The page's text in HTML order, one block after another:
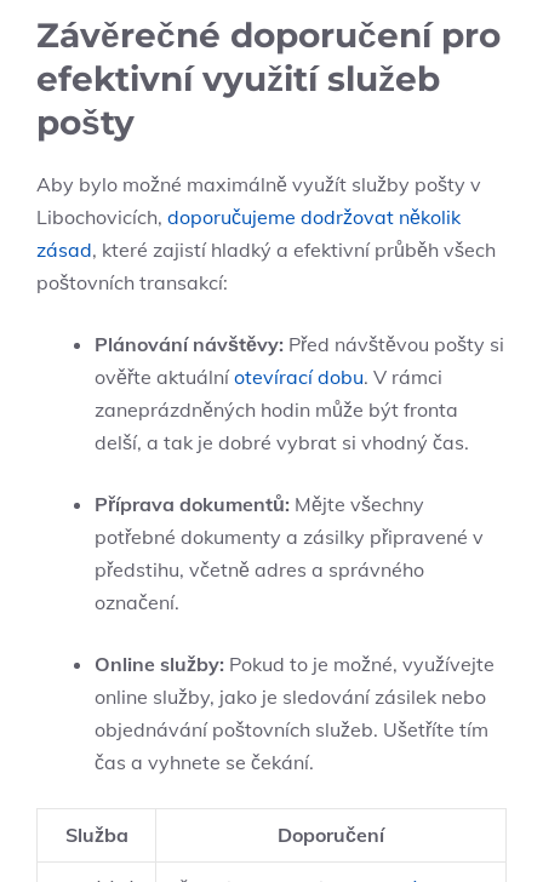
Závěrečné doporučení pro
efektivní využití služeb
pošty
Aby bylo možné maximálně využít služby pošty v
Libochovicích, doporučujeme dodržovat několik
zásad, které zajistí hladký a efektivní průběh všech
poštovních transakcí:
Plánování návštěvy: Před návštěvou pošty si
ověřte aktuálníotevírací dobu. V rámci
zaneprázdněných hodin může být fronta
delší, a tak je dobré vybrat si vhodný čas.
Příprava dokumentů: Mějte všechny
potřebné dokumenty a zásilky připravené v
předstihu, včetně adres a správného
označení.
Online služby: Pokud to je možné, využívejte
online služby, jako je sledování zásilek nebo
objednávání poštovních služeb. Ušetříte tím
čas a vyhnete se čekání.
Služba Doporučení